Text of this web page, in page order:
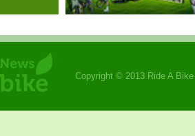
Copyright © 2013 Ride A